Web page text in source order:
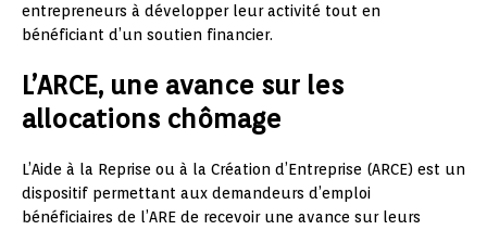
entrepreneurs à développer leur activité tout en
bénéficiant d’un soutien financier.
L’ARCE, une avance sur les
allocations chômage
L’Aide à la Reprise ou à la Création d’Entreprise (ARCE) est un
dispositif permettant aux demandeurs d’emploi
bénéficiaires de l’ARE de recevoir une avance sur leurs